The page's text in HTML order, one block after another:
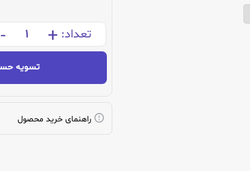
تعداد: +
-
تسویه
راهنمای خرید محصول